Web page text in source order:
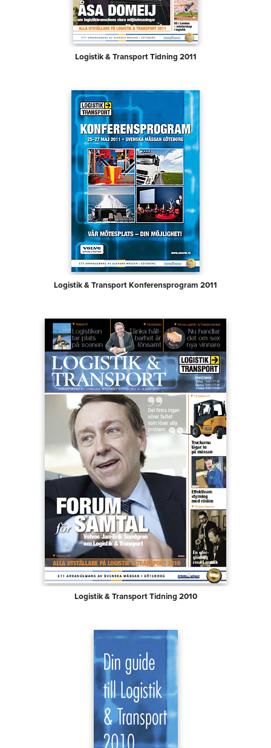
Logistik & Transport Tidning 2011
Logistik & Transport Konferensprogram 2011
Logistik & Transport Tidning 2010